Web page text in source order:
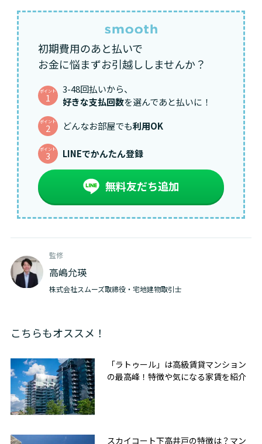
初期費用のあと払いで
お金に悩まずお引越ししませんか？
ポイント
1
3-48回払いから、
好きな支払回数を選んであと払いに！
ポイント
2 どんなお部屋でも利用OK
ポイント
3 LINEでかんたん登録
無料友だち追加
監修
高嶋允瑛
株式会社スムーズ取締役・宅地建物取引士
こちらもオススメ！
「ラトゥール」は高級賃貸マンション
の最高峰！特徴や気になる家賃を紹介
スカイコート下高井戸の特徴は？マン